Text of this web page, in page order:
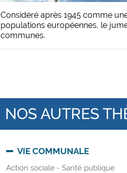
Considéré après 1945 comme
populations européennes, le
communes.
NOS AUTRES
VIE COMMUNALE
Action sociale - Santé publique